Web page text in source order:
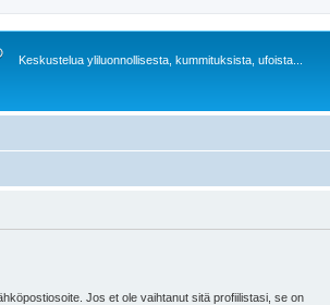
Keskustelua yliluonnollisesta, kummituksista, ufoista...
Jos et ole vaihtanut sitä profiilistasi, se on